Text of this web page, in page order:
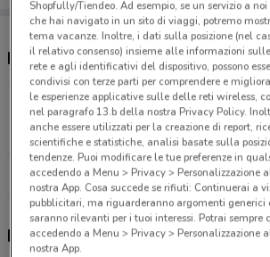
Negozi Pet Store Conad a Enna
Viale dell'Unità d'Italia SNC Enna
2.2 km
APERTO
Tutti i negozi
Pet Store Conad, offerte e
Shopfully/Tiendeo. Ad esempio, se un servizio a
che hai navigato in un sito di viaggi, potremo
tema vacanze. Inoltre, i dati sulla posizione (nel
il relativo consenso) insieme alle informazioni
rete e agli identificativi del dispositivo, possono
condivisi con terze parti per comprendere e
le esperienze applicative sulle delle reti wireless,
nel paragrafo 13.b della nostra Privacy Policy.
anche essere utilizzati per la creazione di report,
scientifiche e statistiche, analisi basate sulla
tendenze. Puoi modificare le tue preferenze in
accedendo a Menu > Privacy > Personalizzazione
nostra App. Cosa succede se rifiuti: Continuerai a
pubblicitari, ma riguarderanno argomenti generici
saranno rilevanti per i tuoi interessi. Potrai sempre
accedendo a Menu > Privacy > Personalizzazione
nostra App.